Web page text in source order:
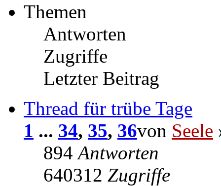
Themen
Antworten
Zugriffe
Letzter Beitrag
Thread für trübe Tage
1 ... 34, 35, 36von Seele
894Antworten
640312 Zugriffe